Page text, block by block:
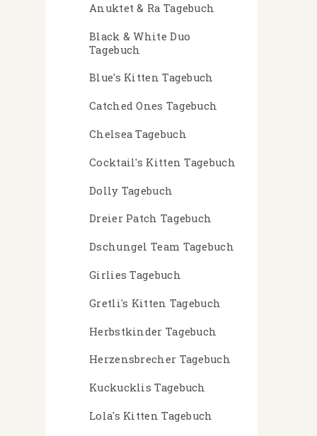
Anuktet & Ra Tagebuch
Black & White Duo
Tagebuch
Blue's Kitten Tagebuch
Catched Ones Tagebuch
Chelsea Tagebuch
Cocktail's Kitten Tagebuch
Dolly Tagebuch
Dreier Patch Tagebuch
Dschungel Team Tagebuch
Girlies Tagebuch
Gretli's Kitten Tagebuch
Herbstkinder Tagebuch
Herzensbrecher Tagebuch
Kuckucklis Tagebuch
Lola's Kitten Tagebuch